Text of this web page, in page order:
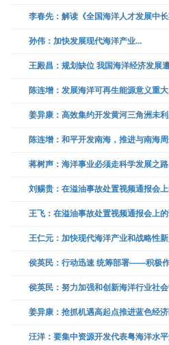
李春先：解读《全国海洋人才发展中
孙伟：加快发展现代海洋产业...
王殿昌：规划缺位 我国海洋经济发展
陈连增：发展海洋可再生能源意义重
姜异康：高效集约开发黄河三角洲未
蒋树声：海洋事业必须走科学发展之
王飞：在溢油事故处置视频通报会上
王仁元：加快现代海洋产业和战略性
侯英民：努力加强和创新海洋行业社
姜异康：抢抓机遇高起点推进蓝色经
汪洋：要集中资源开发代表粤海洋水